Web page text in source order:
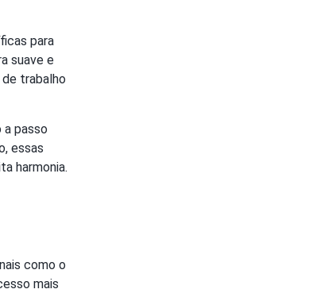
para
suave e
trabalho
passo
essas
harmonia.
como o
mais